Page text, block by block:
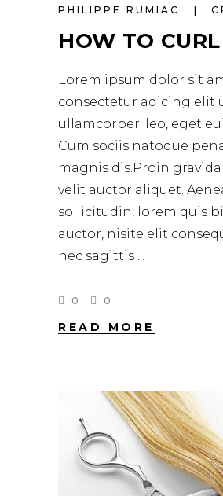
PHILIPPE RUMIAC
HOW TO
Lorem ipsum dolor sit
consectetur adicing elit
ullamcorper. leo, eget
Cum sociis natoque
magnis dis.Proin gravida
velit auctor aliquet.
sollicitudin, lorem quis
auctor, nisite elit
nec sagittis
0 0
READ MORE